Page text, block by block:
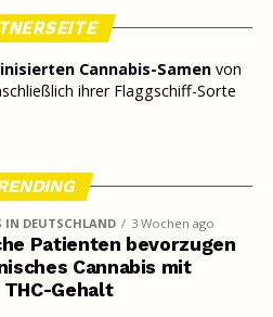
Cannabis-Samenvon
ihrer Flaggschiff-Sorte
IN DEUTSCHLAND 3 Wochen ago
Patienten bevorzugen
Cannabis mit
THC-Gehalt